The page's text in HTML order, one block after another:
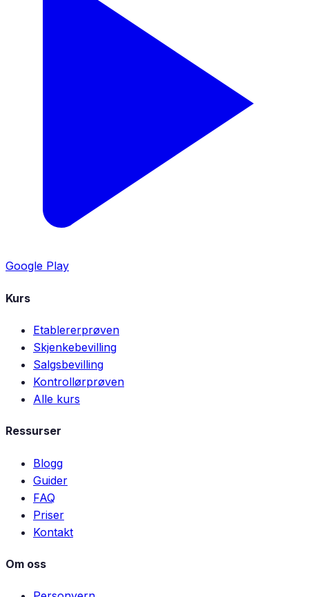
Google Play
Kurs
Etablererprøven
Skjenkebevilling
Salgsbevilling
Kontrollørprøven
Alle kurs
Ressurser
Blogg
Guider
FAQ
Priser
Kontakt
Om oss